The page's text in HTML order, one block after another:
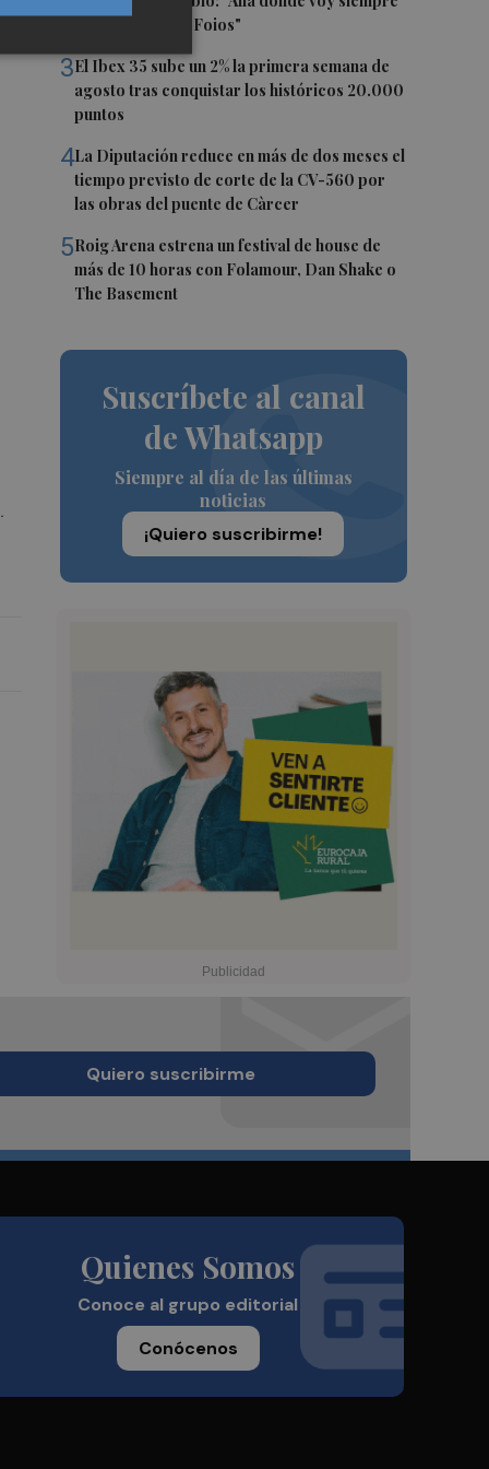
digo que soy de Foios"
3El Ibex 35 sube un 2% la primera semana de
agosto tras conquistar los históricos 20.000
puntos
4La Diputación reduce en más de dos meses el
tiempo previsto de corte de la CV-560 por
las obras del puente de Càrcer
5Roig Arena estrena un festival de house de
más de 10 horas con Folamour, Dan Shake o
The Basement
Suscríbete al canal
de Whatsapp
Siempre al día de las últimas
noticias
¡Quiero suscribirme!
Quiero suscribirme
Quienes Somos
Conoce al grupo editorial
Conócenos